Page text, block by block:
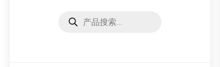
search